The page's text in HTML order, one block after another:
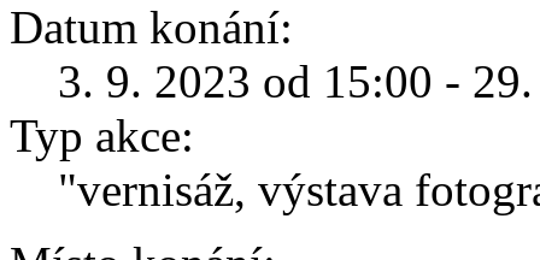
Datum konání:
3. 9. 2023 od 15:00 -
Typ akce:
"vernisáž, výstava